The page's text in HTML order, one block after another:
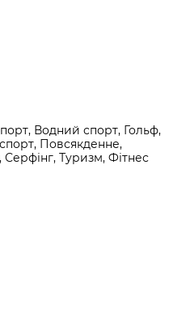
Водний спорт, Гольф,
Повсякденне,
Серфінг, Туризм, Фітнес